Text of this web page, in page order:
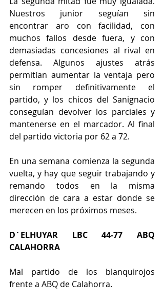
Nuestros junior seguían sin
encontrar aro con facilidad, con
muchos fallos desde fuera, y con
demasiadas concesiones al rival en
defensa. Algunos ajustes atrás
permitían aumentar la ventaja pero
sin romper definitivamente el
partido, y los chicos del Sanignacio
conseguían devolver los parciales y
mantenerse en el marcador. Al final
del partido victoria por 62 a 72.
En una semana comienza la segunda
vuelta, y hay que seguir trabajando y
remando todos en la misma
dirección de cara a estar donde se
merecen en los próximos meses.
D´ELHUYAR LBC 44-77 ABQ
CALAHORRA
Mal partido de los blanquirojos
frente a ABQ de Calahorra.